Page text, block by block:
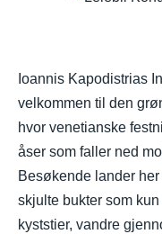
Ioannis Kapodistrias
velkommen til den
hvor venetianske
åser som faller ned
Besøkende lander
skjulte bukter som
kyststier, vandre